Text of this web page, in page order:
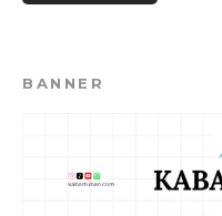
BANNER